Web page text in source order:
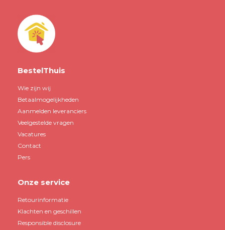
BestelThuis
Wie zijn wij
Betaalmogelijkheden
Aanmelden leveranciers
Veelgestelde vragen
Vacatures
Contact
Pers
Onze service
Retourinformatie
Klachten en geschillen
Responsible disclosure